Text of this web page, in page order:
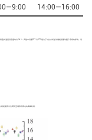
14:00—16:00
内温度设定值均为26 ℃. 实验中设置ST1与ST2是为了对比分析主动储能装置对整个系统的影响，设
是建筑冷负荷和空调系统用电的高峰时段.